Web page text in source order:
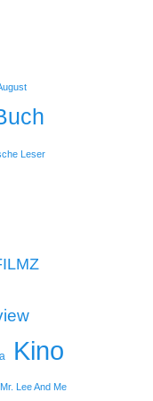
Leser
Kino
Mr. Lee And Me